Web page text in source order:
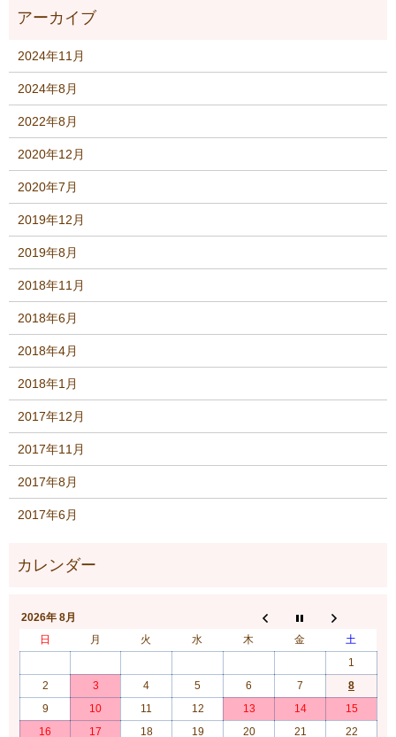
2024年11月
2024年8月
2022年8月
2020年12月
2020年7月
2019年12月
2019年8月
2018年11月
2018年6月
2018年4月
2018年1月
2017年12月
2017年11月
2017年8月
2017年6月
2026年 8月
日
月 火 水 木 金
土
1
2
3 4 5 6 7
8
9
10 11 12 13 14
15
16
17 18 19 20 21 22